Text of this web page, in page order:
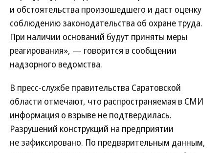
и обстоятельства произошедшего и даст оценку
соблюдению законодательства об охране труда.
При наличии оснований будут приняты меры
реагирования», — говорится в сообщении
надзорного ведомства.
В пресс-службе правительства Саратовской
области отмечают, что распространяемая в СМИ
информация о взрыве не подтвердилась.
Разрушений конструкций на предприятии
не зафиксировано. По предварительным данным,